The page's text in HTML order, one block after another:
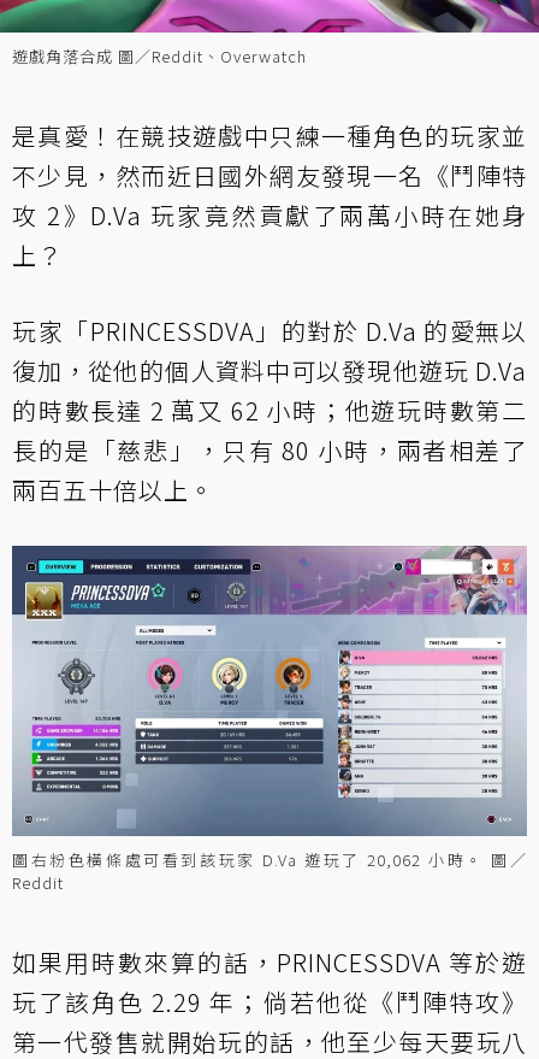
遊戲角落合成 圖／Reddit、Overwatch
是真愛！在競技遊戲中只練一種角色的玩家並
不少見，然而近日國外網友發現一名《鬥陣特
攻 2》D.Va 玩家竟然貢獻了兩萬小時在她身
上？
玩家「PRINCESSDVA」的對於 D.Va 的愛無以
復加，從他的個人資料中可以發現他遊玩 D.Va
的時數長達 2 萬又 62 小時；他遊玩時數第二
長的是「慈悲」，只有 80 小時，兩者相差了
兩百五十倍以上。
圖右粉色橫條處可看到該玩家 D.Va 遊玩了 20,062 小時。 圖／
Reddit
如果用時數來算的話，PRINCESSDVA 等於遊
玩了該角色 2.29 年；倘若他從《鬥陣特攻》
第一代發售就開始玩的話，他至少每天要玩八